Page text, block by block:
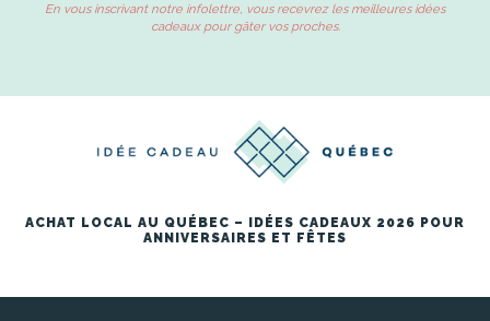
En vous inscrivant notre infolettre, vous recevrez les meilleures idées
cadeaux pour gâter vos proches.
ACHAT LOCAL AU QUÉBEC – IDÉES CADEAUX 2026 POUR
ANNIVERSAIRES ET FÊTES